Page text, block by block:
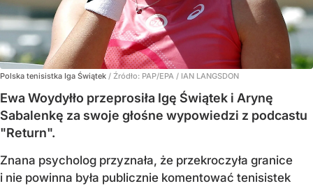
Polska tenisistka Iga Świątek / Źródło: PAP/EPA / IAN LANGSDON
Ewa Woydyłło przeprosiła Igę Świątek i Arynę
Sabalenkę za swoje głośne wypowiedzi z podcastu
"Return".
Znana psycholog przyznała, że przekroczyła granice
i nie powinna była publicznie komentować tenisistek